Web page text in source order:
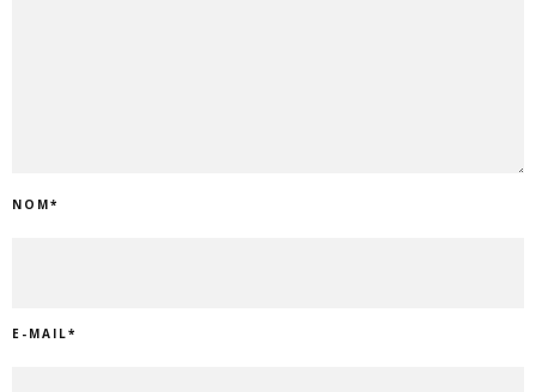
NOM*
E-MAIL*